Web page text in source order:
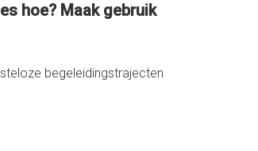
hoe? Maak gebruik
begeleidingstrajecten